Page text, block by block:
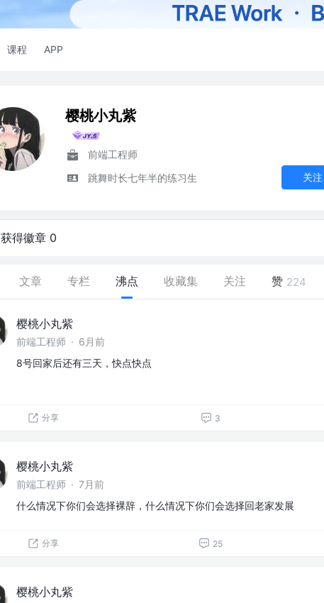
课程 APP
樱桃小丸紫
前端工程师
跳舞时长七年半的练习生
关注
获得徽章 0
文章 专栏 沸点 收藏集 关注 赞 224
樱桃小丸紫
前端工程师 · 6月前
8号回家后还有三天，快点快点
分享 3
樱桃小丸紫
前端工程师 · 7月前
什么情况下你们会选择裸辞，什么情况下你们会选择回老家发展
分享 25
樱桃小丸紫